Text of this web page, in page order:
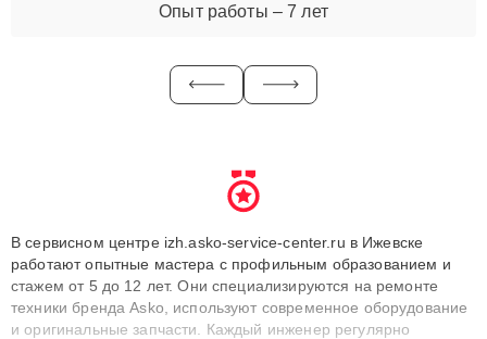
Опыт работы – 7 лет
В сервисном центре izh.asko-service-center.ru в Ижевске
работают опытные мастера с профильным образованием и
стажем от 5 до 12 лет. Они специализируются на ремонте
техники бренда Asko, используют современное оборудование
и оригинальные запчасти. Каждый инженер регулярно